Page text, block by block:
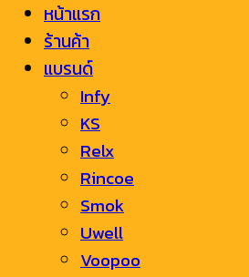
หน้าแรก
ร้านค้า
แบรนด์
Infy
KS
Relx
Rincoe
Smok
Uwell
Voopoo